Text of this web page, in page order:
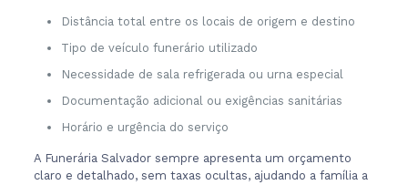
Distância total entre os locais de origem e destino
Tipo de veículo funerário utilizado
Necessidade de sala refrigerada ou urna especial
Documentação adicional ou exigências sanitárias
Horário e urgência do serviço
A Funerária Salvador sempre apresenta um orçamento
claro e detalhado, sem taxas ocultas, ajudando a família a